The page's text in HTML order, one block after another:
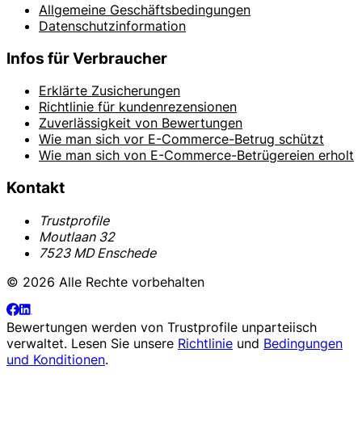
Allgemeine Geschäftsbedingungen
Datenschutzinformation
Infos für Verbraucher
Erklärte Zusicherungen
Richtlinie für kundenrezensionen
Zuverlässigkeit von Bewertungen
Wie man sich vor E-Commerce-Betrug schützt
Wie man sich von E-Commerce-Betrügereien erholt
Kontakt
Trustprofile
Moutlaan 32
7523 MD Enschede
© 2026 Alle Rechte vorbehalten
Bewertungen werden von Trustprofile unparteiisch
verwaltet. Lesen Sie unsere Richtlinie und Bedingungen
und Konditionen.